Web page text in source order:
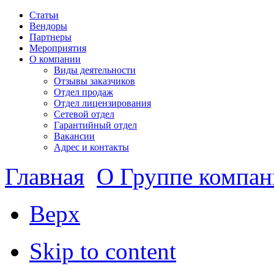
Статьи
Вендоры
Партнеры
Мероприятия
О компании
Виды деятельности
Отзывы заказчиков
Отдел продаж
Отдел лицензирования
Сетевой отдел
Гарантийный отдел
Вакансии
Адрес и контакты
Главная О Группе
Верх
Skip to content